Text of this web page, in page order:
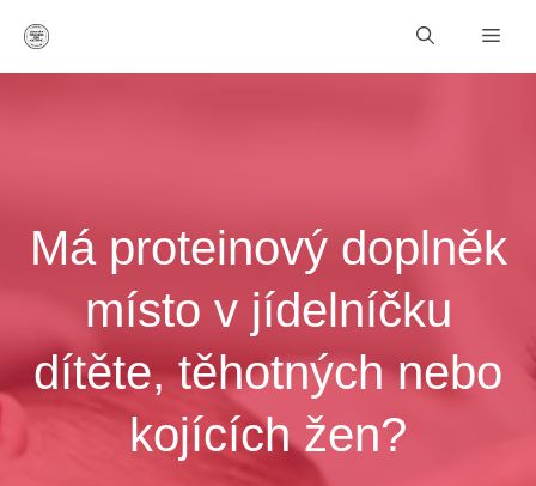
Má proteinový doplněk
místo v jídelníčku
dítěte, těhotných nebo
kojících žen?